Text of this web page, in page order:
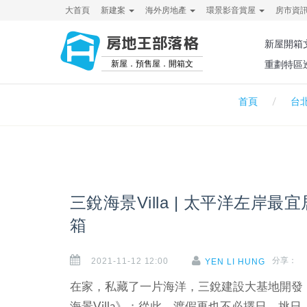
大首頁 新建案 海外房地產 環景影音賞屋 房市資
房地王部落格
新屋．預售屋．開箱文
新屋開箱
重劃特區
首頁 台
三銳海景Villa | 太平洋左岸最
箱
2021-11-12 12:00 YEN LI HUNG 分享：
在家，私藏了一片海洋，三銳建設大基地開